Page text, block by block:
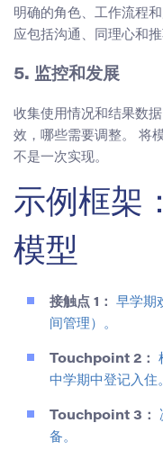
明确的角色、工作流程
应包括沟通、同理心和推
5. 监控和发展
收集使用情况和结果数
效，哪些需要调整。 将
不是一次实现。
示例框架
模型
接触点 1：
早学期
间管理）。
Touchpoint 2：
中学期中登记入住
Touchpoint 3：
备。